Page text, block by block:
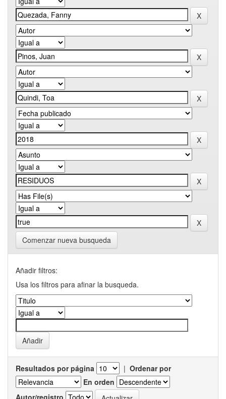
Comenzar nueva busqueda
Añadir filtros:
Usa los filtros para afinar la busqueda.
Resultados por página | Ordenar por
En orden
Autor/registro